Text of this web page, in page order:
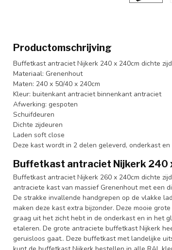
Productomschrijving
Buffetkast antraciet Nijkerk 240 x 240cm dichte
Materiaal: Grenenhout
Maten: 240 x 50/40 x 240cm
Kleur: buitenkant antraciet binnenkant antraciet
Afwerking: gespoten
Schuifdeuren
Dichte zijdeuren
Laden soft close
Deze kast wordt in 2 delen geleverd, onderkast
Buffetkast antraciet Nijkerk 240
Buffetkast antraciet Nijkerk 260 x 240cm dichte
antraciete kast van massief Grenenhout met een
De strakke invallende handgrepen op de vlakke
maken deze kast extra bijzonder. Deze mooie
graag uit het zicht hebt in de onderkast en in het
etaleren. De grote antraciete buffetkast Nijkerk
geruisloos gaat.. Deze buffetkast met landelijke